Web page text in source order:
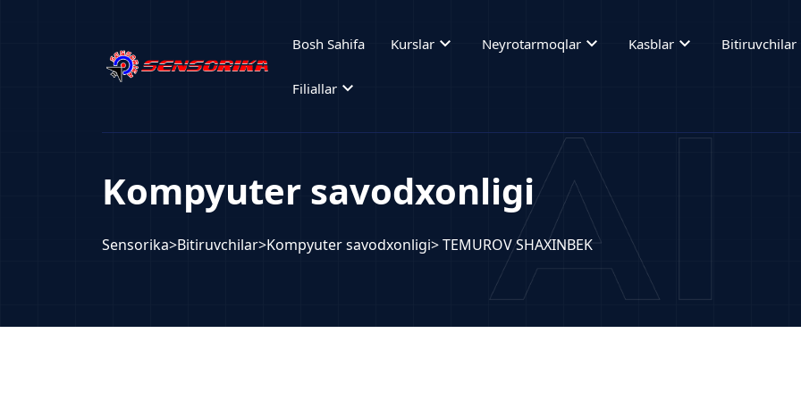
Bosh Sahifa Kurslarexpand_more Neyrotarmoqlarexpand_more Kasblarexpand_more Bitiruvchilar
Filiallarexpand_more
Kompyuter savodxonligi
Sensorika>Bitiruvchilar>Kompyuter savodxonligi> TEMUROV SHAXINBEK